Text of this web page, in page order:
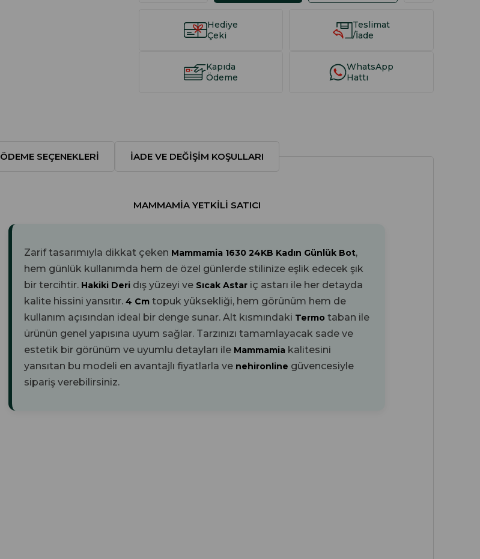
Hediye
Çeki
Teslimat
/İade
Kapıda
Ödeme
WhatsApp
Hattı
ÖDEME SEÇENEKLERI İADE VE DEĞIŞIM KOŞULLARI
MAMMAMIA YETKILI SATICI
Zarif tasarımıyla dikkat çeken Mammamia 1630 24KB Kadın Günlük Bot,
hem günlük kullanımda hem de özel günlerde stilinize eşlik edecek şık
bir tercihtir. Hakiki Deri dış yüzeyi ve Sıcak Astar iç astarı ile her detayda
kalite hissini yansıtır. 4 Cm topuk yüksekliği, hem görünüm hem de
kullanım açısından ideal bir denge sunar. Alt kısmındaki Termo taban ile
ürünün genel yapısına uyum sağlar. Tarzınızı tamamlayacak sade ve
estetik bir görünüm ve uyumlu detayları ile Mammamia kalitesini
yansıtan bu modeli en avantajlı fiyatlarla ve nehironline güvencesiyle
sipariş verebilirsiniz.